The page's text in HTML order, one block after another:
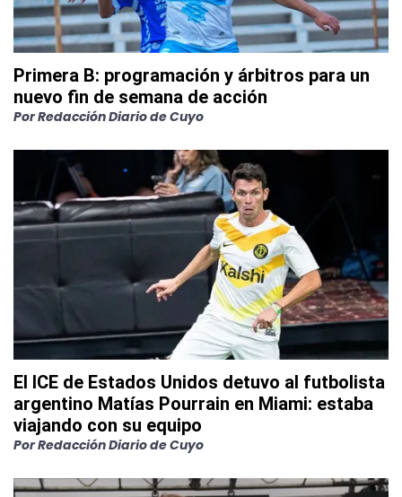
Primera B: programación y árbitros para un
nuevo fin de semana de acción
PorRedacción Diario de Cuyo
El ICE de Estados Unidos detuvo al futbolista
argentino Matías Pourrain en Miami: estaba
viajando con su equipo
PorRedacción Diario de Cuyo